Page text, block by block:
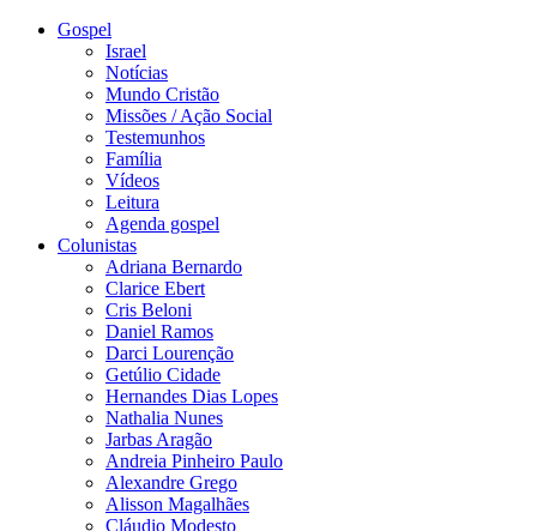
Gospel
Israel
Notícias
Mundo Cristão
Missões / Ação Social
Testemunhos
Família
Vídeos
Leitura
Agenda gospel
Colunistas
Adriana Bernardo
Clarice Ebert
Cris Beloni
Daniel Ramos
Darci Lourenção
Getúlio Cidade
Hernandes Dias Lopes
Nathalia Nunes
Jarbas Aragão
Andreia Pinheiro Paulo
Alexandre Grego
Alisson Magalhães
Cláudio Modesto